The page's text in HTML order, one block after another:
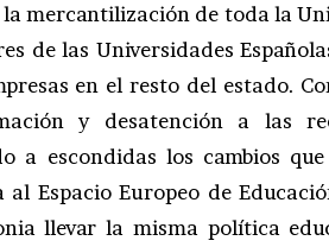
la mercantilización de toda la
de las Universidades
en el resto del estado.
y desatención a las
a escondidas los cambios
al Espacio Europeo de
llevar la misma política